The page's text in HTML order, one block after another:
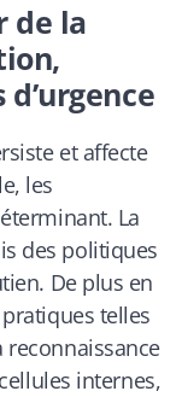
de la
et affecte
les
La
des politiques
De plus en
telles
internes,